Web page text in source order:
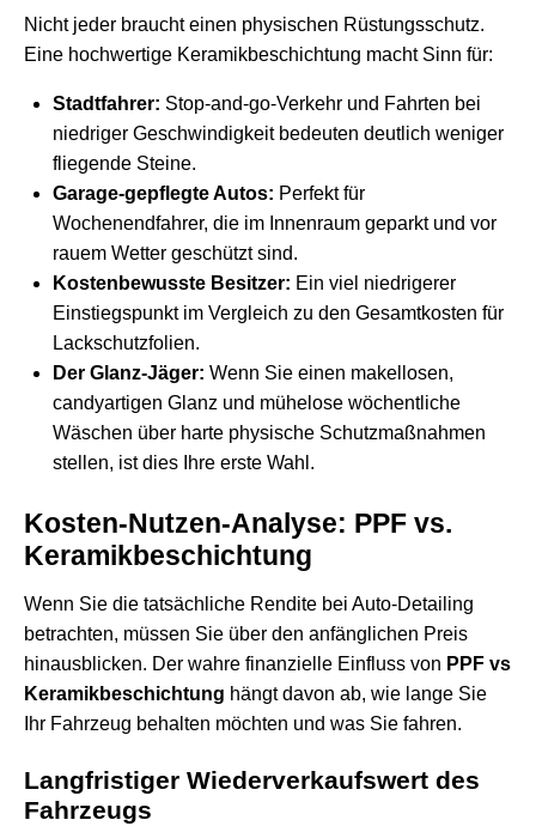
Nicht jeder braucht einen physischen Rüstungsschutz.
Eine hochwertige Keramikbeschichtung macht Sinn für:
Stadtfahrer: Stop-and-go-Verkehr und Fahrten bei
niedriger Geschwindigkeit bedeuten deutlich weniger
fliegende Steine.
Garage-gepflegte Autos: Perfekt für
Wochenendfahrer, die im Innenraum geparkt und vor
rauem Wetter geschützt sind.
Kostenbewusste Besitzer: Ein viel niedrigerer
Einstiegspunkt im Vergleich zu den Gesamtkosten für
Lackschutzfolien.
Der Glanz-Jäger: Wenn Sie einen makellosen,
candyartigen Glanz und mühelose wöchentliche
Wäschen über harte physische Schutzmaßnahmen
stellen, ist dies Ihre erste Wahl.
Kosten-Nutzen-Analyse: PPF vs.
Keramikbeschichtung
Wenn Sie die tatsächliche Rendite bei Auto-Detailing
betrachten, müssen Sie über den anfänglichen Preis
hinausblicken. Der wahre finanzielle Einfluss von PPF vs
Keramikbeschichtung hängt davon ab, wie lange Sie
Ihr Fahrzeug behalten möchten und was Sie fahren.
Langfristiger Wiederverkaufswert des
Fahrzeugs